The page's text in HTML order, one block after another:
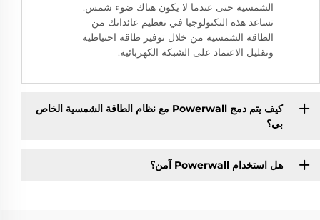
الشمسية حتى عندما لا يكون هناك ضوء شمس.
تساعد هذه التكنولوجيا في تعظيم عائداتك من
الطاقة الشمسية من خلال توفير طاقة احتياطية
وتقليل الاعتماد على الشبكة الكهربائية.
كيف يتم دمج Powerwall مع نظام الطاقة الشمسية الخاص
بي؟
هل استخدام Powerwall آمن؟